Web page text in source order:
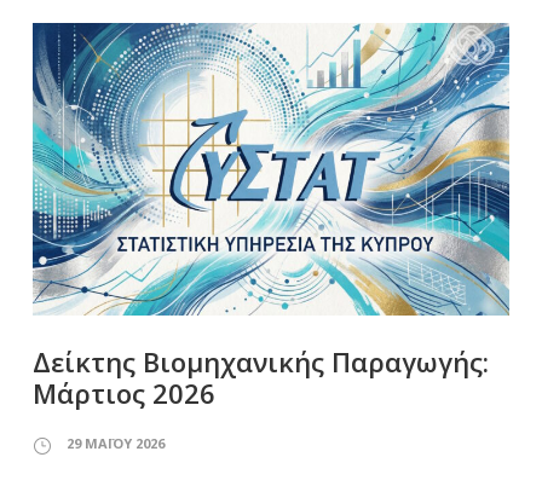
Δείκτης Βιομηχανικής Παραγωγής:
Μάρτιος 2026
29 ΜΑΪ́ΟΥ 2026